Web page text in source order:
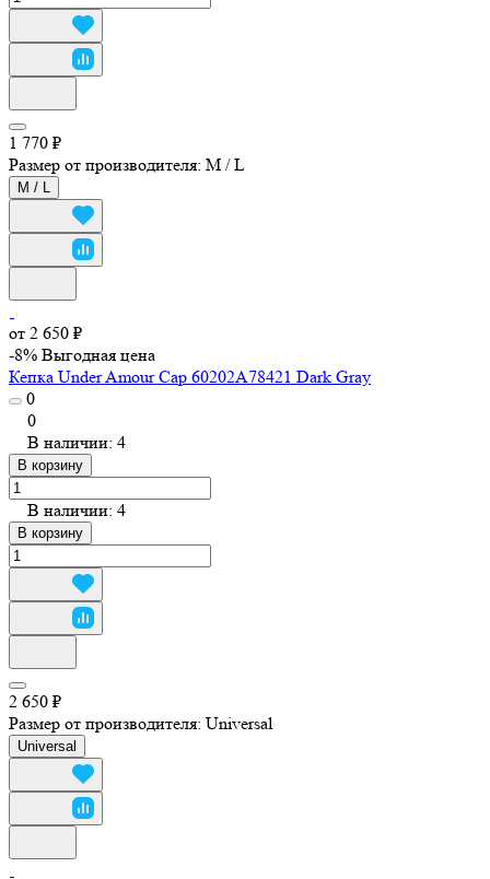
1 770 ₽
Размер от производителя: M / L
M / L
от 2 650 ₽
-8% Выгодная цена
Кепка Under Amour Cap 60202A78421 Dark Gray
0
0
В наличии: 4
В корзину
В наличии: 4
В корзину
2 650 ₽
Размер от производителя: Universal
Universal